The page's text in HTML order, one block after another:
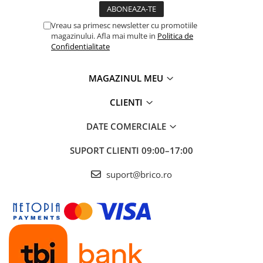
Jucarii si accesorii
Mobila copii
Organizatoare sertar si dulap
Gradina & balcon
Unelte motorizate
Vreau sa primesc newsletter cu promotiile
magazinului. Afla mai multe in Politica de
Confidentialitate
MAGAZINUL MEU
CLIENTI
DATE COMERCIALE
SUPORT CLIENTI 09:00–17:00
suport@brico.ro